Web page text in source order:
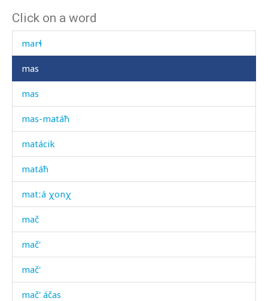
Click on a word
maržán
marɬ
mas
mas
mas-matáħ
matácik
matáħ
matːá χonχ
mač
mač'
mač'
mač' áčas